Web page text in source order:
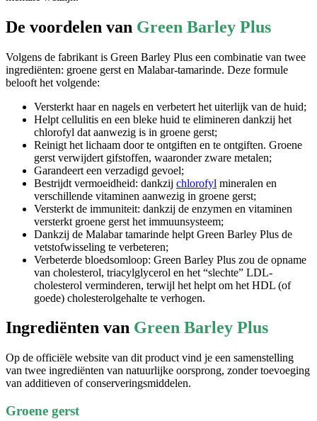
ingrediënten: groene gerst en Malabar-tamarinde. Deze formule
belooft het volgende:
Helpt cellulitis en een bleke huid te elimineren dankzij het
chlorofyl dat aanwezig is in groene gerst;
Reinigt het lichaam door te ontgiften en te ontgiften. Groene
gerst verwijdert gifstoffen, waaronder zware metalen;
Garandeert een verzadigd gevoel;
Bestrijdt vermoeidheid: dankzijchlorofyl
verschillende vitaminen aanwezig in groene gerst;
Versterkt de immuniteit: dankzij de enzymen en vitaminen
versterkt groene gerst het immuunsysteem;
Dankzij de Malabar tamarinde helpt Green Barley Plus de
vetstofwisseling te verbeteren;
Verbeterde bloedsomloop: Green Barley Plus zou de opname
van cholesterol, triacylglycerol en het “slechte” LDL-
cholesterol verminderen, terwijl het helpt om het HDL (of
goede) cholesterolgehalte te verhogen.
van twee ingrediënten van natuurlijke oorsprong, zonder toevoeging
van additieven of conserveringsmiddelen.